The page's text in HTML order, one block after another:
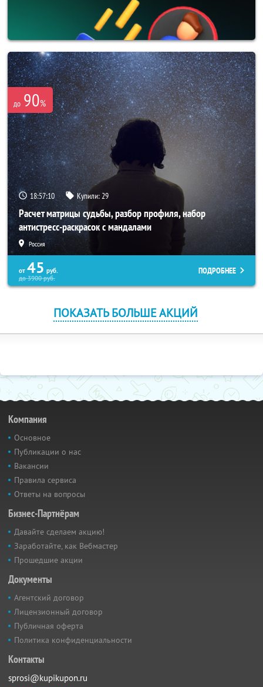
до 90%
18:57:08 Купили:29
Расчет матрицы судьбы, разбор профиля, набор
антистресс-раскрасок с мандалами
Россия
от 45 руб.
до3900руб.
ПОДРОБНЕЕ
ПОКАЗАТЬ БОЛЬШЕ АКЦИЙ
Компания
Основное
Публикации о нас
Вакансии
Правила сервиса
Ответы на вопросы
Бизнес-Партнёрам
Давайте сделаем акцию!
Заработайте, как Вебмастер
Прошедшие акции
Документы
Агентский договор
Лицензионный договор
Публичная оферта
Политика конфиденциальности
Контакты
sprosi@kupikupon.ru